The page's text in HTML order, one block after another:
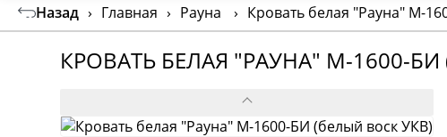
Назад › Главная › Рауна › Кровать белая "Рауна" М-
КРОВАТЬ БЕЛАЯ "РАУНА" М-1600-